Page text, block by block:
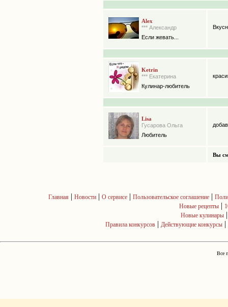
Alex
*** Александр
Если жевать...
Ketrin
*** Екатерина
Кулинар-любитель
Lisa
Гусарова Ольга
Любитель
Вы
Главная | Новости| О сервисе| Пользовательское соглашение|
Новые рецепты |
Новые кулинары
Правила конкурсов | Действующие конкурсы |
Все